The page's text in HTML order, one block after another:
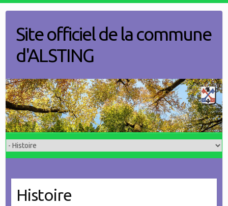
contentSite officiel de la commune
d'ALSTING
Histoire